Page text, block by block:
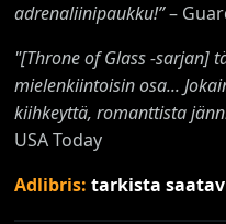
adrenaliinipaukku!”–
"[Throne of Glass -sarjan]
mielenkiintoisin osa...
kiihkeyttä, romanttista
USA Today
Adlibris:tarkista